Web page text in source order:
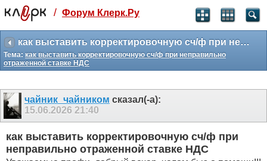
Святые угодники, Клерк без рекламы
прекрасен:)
месяц
99 ₽
259
-10%
полгода
-15%
Отмена Оплатить
/ Форум Клерк.Ру
как выставить корректировочную сч/ф при неправильно отраженной ставке НДС
Тема: как выставить корректировочную сч/ф при неправильно
отраженной ставке НДС
чайник_чайником сказал(-а):
15.06.2026 21:40
как выставить корректировочную сч/ф при
неправильно отраженной ставке НДС